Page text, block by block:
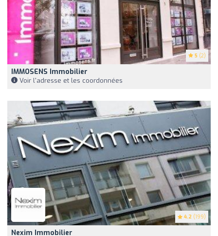
5 (2)
IMMOSENS Immobilier
Voir l'adresse et les coordonnées
4.2 (199)
Nexim Immobilier